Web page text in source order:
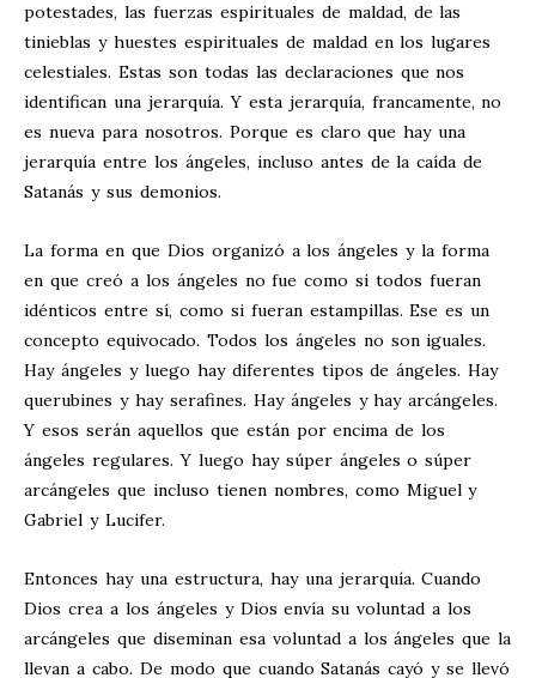
potestades, las fuerzas espirituales de maldad, de las
tinieblas y huestes espirituales de maldad en los lugares
celestiales. Estas son todas las declaraciones que nos
identifican una jerarquía. Y esta jerarquía, francamente, no
es nueva para nosotros. Porque es claro que hay una
jerarquía entre los ángeles, incluso antes de la caída de
Satanás y sus demonios.
La forma en que Dios organizó a los ángeles y la forma
en que creó a los ángeles no fue como si todos fueran
idénticos entre sí, como si fueran estampillas. Ese es un
concepto equivocado. Todos los ángeles no son iguales.
Hay ángeles y luego hay diferentes tipos de ángeles. Hay
querubines y hay serafines. Hay ángeles y hay arcángeles.
Y esos serán aquellos que están por encima de los
ángeles regulares. Y luego hay súper ángeles o súper
arcángeles que incluso tienen nombres, como Miguel y
Gabriel y Lucifer.
Entonces hay una estructura, hay una jerarquía. Cuando
Dios crea a los ángeles y Dios envía su voluntad a los
arcángeles que diseminan esa voluntad a los ángeles que la
llevan a cabo. De modo que cuando Satanás cayó y se llevó